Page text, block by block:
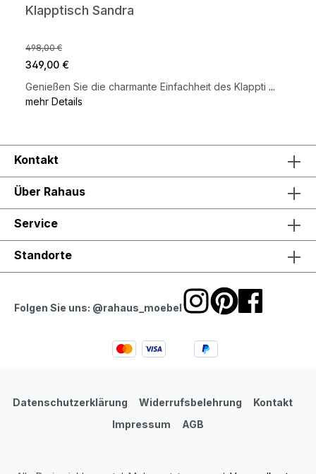
Klapptisch Sandra
498,00 €
349,00 €
Genießen Sie die charmante Einfachheit des Klappti ...
mehr Details
Kontakt
Über Rahaus
Service
Standorte
Folgen Sie uns: @rahaus_moebel
Datenschutzerklärung Widerrufsbelehrung
Kontakt
Impressum
AGB